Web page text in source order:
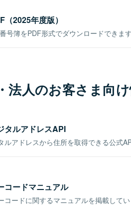
2025年度版）
号簿をPDF形式でダウンロードできます
法人のお客さま向
タルアドレスAPI
ルアドレスから住所を取得できる公式
コードマニュアル
コードに関するマニュアルを掲載してい